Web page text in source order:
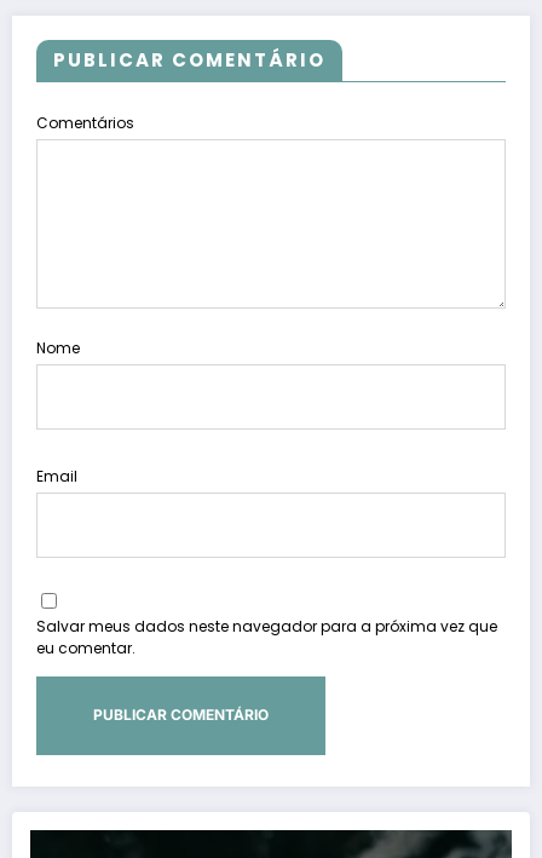
PUBLICAR COMENTÁRIO
Comentários
Nome
Email
Salvar meus dados neste navegador para a próxima vez que
eu comentar.